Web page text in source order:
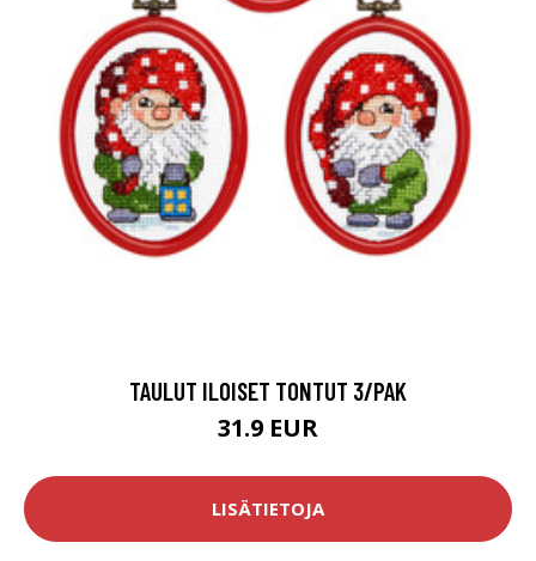
TAULUT ILOISET TONTUT 3/PAK
31.9 EUR
LISÄTIETOJA